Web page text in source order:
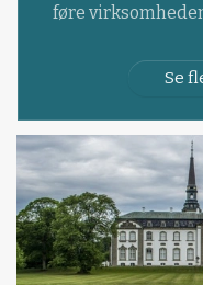
føre
Se